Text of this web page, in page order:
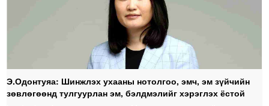
Э.Одонтуяа: Шинжлэх ухааны нотолгоо, эмч, эм зүйчийн
зөвлөгөөнд тулгуурлан эм, бэлдмэлийг хэрэглэх ёстой